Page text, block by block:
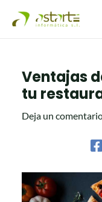
Ventajas
tu
Deja un
de